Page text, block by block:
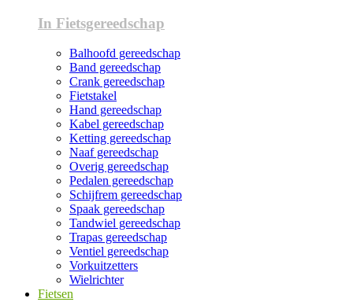
In Fietsgereedschap
Balhoofd gereedschap
Band gereedschap
Crank gereedschap
Fietstakel
Hand gereedschap
Kabel gereedschap
Ketting gereedschap
Naaf gereedschap
Overig gereedschap
Pedalen gereedschap
Schijfrem gereedschap
Spaak gereedschap
Tandwiel gereedschap
Trapas gereedschap
Ventiel gereedschap
Vorkuitzetters
Wielrichter
Fietsen